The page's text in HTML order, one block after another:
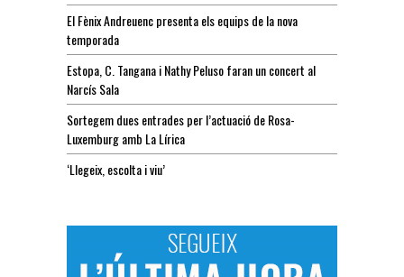
El Fènix Andreuenc presenta els equips de la nova
temporada
Estopa, C. Tangana i Nathy Peluso faran un concert al
Narcís Sala
Sortegem dues entrades per l’actuació de Rosa-
Luxemburg amb La Lírica
‘Llegeix, escolta i viu’